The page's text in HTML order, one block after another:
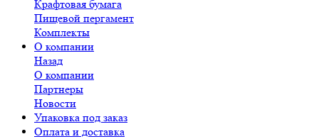
Крафтовая бумага
Пищевой пергамент
Комплекты
О компании
Назад
О компании
Партнеры
Новости
Упаковка под заказ
Оплата и доставка